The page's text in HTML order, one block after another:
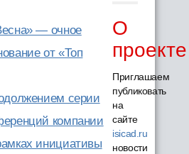
— очное
от «Топ
серии
компании
инициативы
О
проекте
Приглашаем
публиковать
на
сайте
isicad.ru
новости